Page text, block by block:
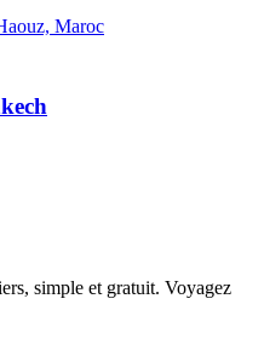
Maroc
simple et gratuit. Voyagez